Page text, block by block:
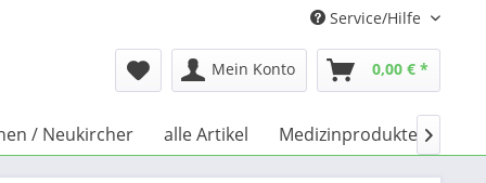
Service/Hilfe
Mein Konto 0,00 € *
/ Neukircher alle Artikel Medizinprodukte 